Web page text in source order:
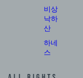
비상
낙하
산
하네
스